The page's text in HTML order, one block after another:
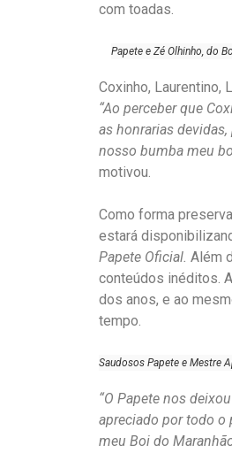
com toadas.
Papete e Zé Olhinho, do
Coxinho, Laurentino,
“Ao perceber que
as honrarias
nosso bumba meu
motivou.
Como forma
estará
Papete Oficial. Além
conteúdos inéditos.
dos anos, e ao
tempo.
Saudosos Papete e Mestre
“O Papete nos
apreciado por todo o
meu Boi do